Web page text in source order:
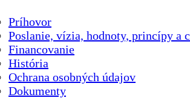
Príhovor
Poslanie, vízia, hodnoty, princípy a
Financovanie
História
Ochrana osobných údajov
Dokumenty